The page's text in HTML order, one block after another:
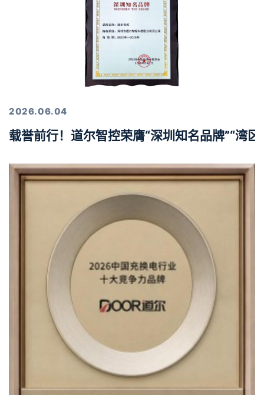
2026.06.04
载誉前行！道尔智控荣膺“深圳知名品牌”“湾